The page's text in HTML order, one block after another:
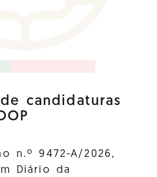
candidaturas
n.º 9472-A/2026,
Diário da